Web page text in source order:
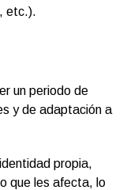
etc.).
un periodo de
y de adaptación a
propia,
que les afecta, lo